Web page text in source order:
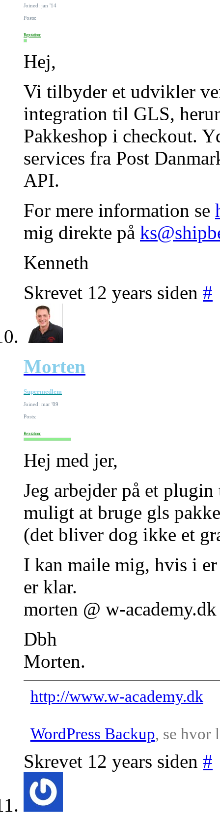
Joined: jan '14
Posts:
Reputation:
Hej,
Vi tilbyder et udvikler
integration til GLS,
Pakkeshop i checkout.
services fra Post
API.
For mere information se
mig direkte på
Kenneth
Skrevet 12 years siden #
Morten
Supermedlem
Joined: mar '09
Posts:
Reputation:
Hej med jer,
Jeg arbejder på et
muligt at bruge gls
(det bliver dog ikke et
I kan maile mig, hvis i er
er klar.
morten @ w-academy.dk
Dbh
Morten.
http://www.w-academy.dk
WordPress Backup, se hvor
Skrevet 12 years siden #